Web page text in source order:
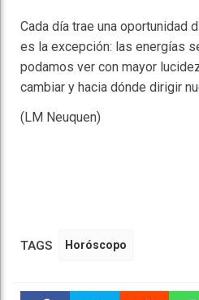
Cada día trae una oportunidad
es la excepción: las energías
podamos ver con mayor
cambiar y hacia dónde dirigir
(LM Neuquen)
TAGS Horóscopo